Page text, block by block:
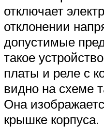
отключает
отклонении
допустимые
такое
платы и реле с
видно на схеме
Она
крышке корпуса.